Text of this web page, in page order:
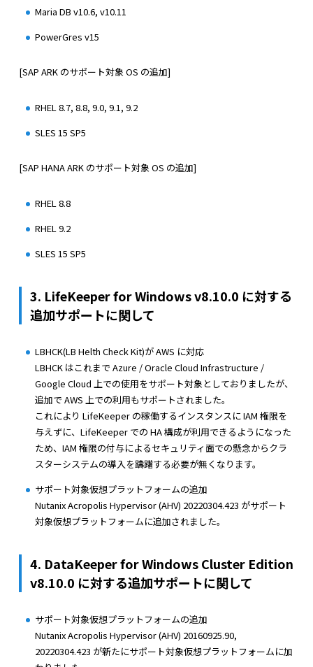
Maria DB v10.6, v10.11
PowerGres v15
[SAP ARK のサポート対象 OS の追加]
RHEL 8.7, 8.8, 9.0, 9.1, 9.2
SLES 15 SP5
[SAP HANA ARK のサポート対象 OS の追加]
RHEL 8.8
RHEL 9.2
SLES 15 SP5
3. LifeKeeper for Windows v8.10.0 に対する
追加サポートに関して
LBHCK(LB Helth Check Kit)が AWS に対応
LBHCK はこれまで Azure / Oracle Cloud Infrastructure /
Google Cloud 上での使用をサポート対象としておりましたが、
追加で AWS 上での利用もサポートされました。
これにより LifeKeeper の稼働するインスタンスに IAM 権限を
与えずに、LifeKeeper での HA 構成が利用できるようになった
ため、IAM 権限の付与によるセキュリティ面での懸念からクラ
スターシステムの導入を躊躇する必要が無くなります。
サポート対象仮想プラットフォームの追加
Nutanix Acropolis Hypervisor (AHV) 20220304.423 がサポート
対象仮想プラットフォームに追加されました。
4. DataKeeper for Windows Cluster Edition
v8.10.0 に対する追加サポートに関して
サポート対象仮想プラットフォームの追加
Nutanix Acropolis Hypervisor (AHV) 20160925.90,
20220304.423 が新たにサポート対象仮想プラットフォームに加